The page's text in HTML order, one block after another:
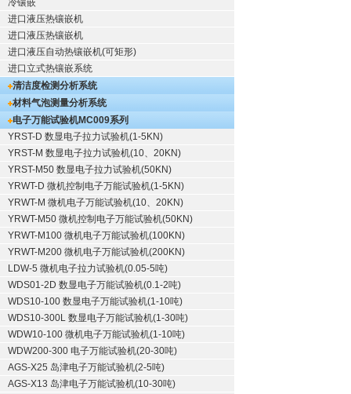
冷镶嵌
进口液压热镶嵌机
进口液压热镶嵌机
进口液压自动热镶嵌机(可矩形)
进口立式热镶嵌系统
清洁度检测分析系统
材料气泡测量分析系统
电子万能试验机MC009系列
YRST-D 数显电子拉力试验机(1-5KN)
YRST-M 数显电子拉力试验机(10、20KN)
YRST-M50 数显电子拉力试验机(50KN)
YRWT-D 微机控制电子万能试验机(1-5KN)
YRWT-M 微机电子万能试验机(10、20KN)
YRWT-M50 微机控制电子万能试验机(50KN)
YRWT-M100 微机电子万能试验机(100KN)
YRWT-M200 微机电子万能试验机(200KN)
LDW-5 微机电子拉力试验机(0.05-5吨)
WDS01-2D 数显电子万能试验机(0.1-2吨)
WDS10-100 数显电子万能试验机(1-10吨)
WDS10-300L 数显电子万能试验机(1-30吨)
WDW10-100 微机电子万能试验机(1-10吨)
WDW200-300 电子万能试验机(20-30吨)
AGS-X25 岛津电子万能试验机(2-5吨)
AGS-X13 岛津电子万能试验机(10-30吨)